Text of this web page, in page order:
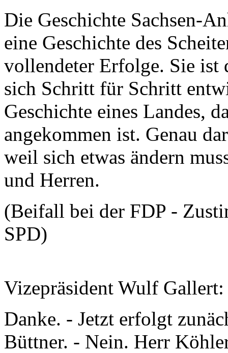
Die Geschichte Sachsen-
eine Geschichte des
vollendeter Erfolge. Sie ist
sich Schritt für Schritt
Geschichte eines Landes,
angekommen ist. Genau
weil sich etwas ändern
und Herren.
(Beifall bei der FDP -
SPD)
Vizepräsident Wulf Gallert:
Danke. - Jetzt erfolgt
Büttner. - Nein. Herr